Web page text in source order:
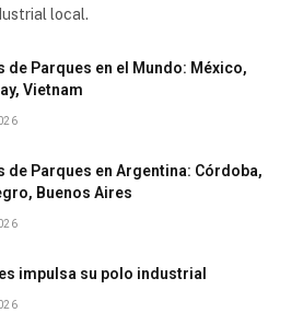
local.
de Parques en el Mundo: México,
Vietnam
de Parques en Argentina: Córdoba,
Buenos Aires
impulsa su polo industrial